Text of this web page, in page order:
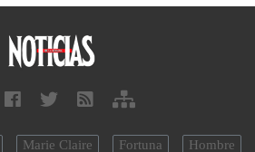
Marie Claire Fortuna Hombre